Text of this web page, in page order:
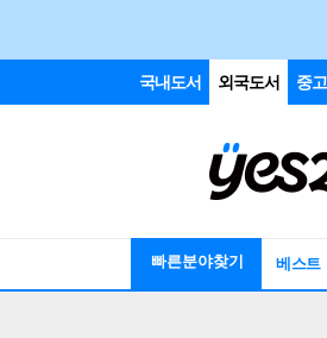
국내도서 외국도서 중
빠른분야찾기 베스트